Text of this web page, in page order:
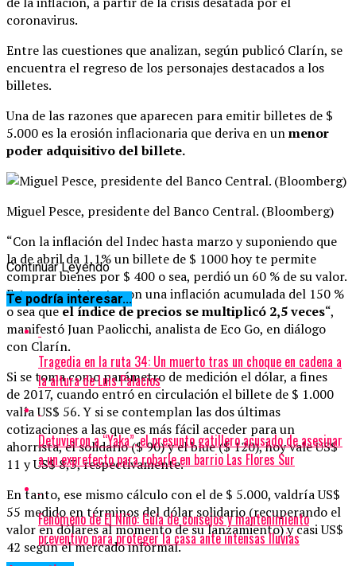
coronavirus.
Entre las cuestiones que analizan, según publicó Clarín, se
encuentra el regreso de los personajes destacados a los
billetes.
Una de las razones que aparecen para emitir billetes de $
5.000 es la erosión inflacionaria que deriva en unmenor
poder adquisitivo del billete.
Miguel Pesce, presidente del Banco Central. (Bloomberg)
“Con la inflación del Indec hasta marzo y suponiendo que
la de abril da 1,1% un billete de $ 1000 hoy te permite
comprar bienes por $ 400 o sea, perdió un 60 % de su valor.
Esto es consistente con una inflación acumulada del 150 %
o sea queel índice de precios se multiplicó 2,5 veces“,
manifestó Juan Paolicchi, analista de Eco Go, en diálogo
con Clarín.
Si se toma como parámetro de medición el dólar, a fines
de 2017, cuando entró en circulación el billete de $ 1.000
valía US$ 56. Y si se contemplan las dos últimas
cotizaciones a las que es más fácil acceder para un
ahorrista, el solidario ($ 90) y el blue ($ 120), hoy vale US$
11 y US$ 8,3, respectivamente.
En tanto, ese mismo cálculo con el de $ 5.000, valdría US$
55 medido en términos del dólar solidario (recuperando el
valor en dólares al momento de su lanzamiento) y casi US$
42 según el mercado informal.
Continuar Leyendo
Te podría interesar...
Tragedia en la ruta 34: Un muerto tras un choque en cadena a
la altura de Luis Palacios
Detuvieron a “Yaka”, el presunto gatillero acusado de asesinar
a un exprefecto para robarle en barrio Las Flores Sur
Fenómeno de El Niño: Guía de consejos y mantenimiento
preventivo para proteger la casa ante intensas lluvias